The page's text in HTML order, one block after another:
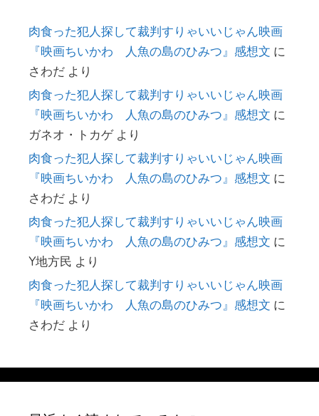
肉食った犯人探して裁判すりゃいいじゃん映画
『映画ちいかわ 人魚の島のひみつ』感想文 に
さわだ より
肉食った犯人探して裁判すりゃいいじゃん映画
『映画ちいかわ 人魚の島のひみつ』感想文 に
ガネオ・トカゲより
肉食った犯人探して裁判すりゃいいじゃん映画
『映画ちいかわ 人魚の島のひみつ』感想文 に
さわだ より
肉食った犯人探して裁判すりゃいいじゃん映画
『映画ちいかわ 人魚の島のひみつ』感想文 に
Y地方民 より
肉食った犯人探して裁判すりゃいいじゃん映画
『映画ちいかわ 人魚の島のひみつ』感想文 に
さわだ より